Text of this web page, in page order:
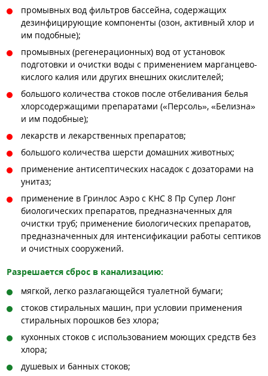
промывных вод фильтров бассейна, содержащих
дезинфицирующие компоненты (озон, активный хлор и
им подобные);
промывных (регенерационных) вод от установок
подготовки и очистки воды с применением марганцево-
кислого калия или других внешних окислителей;
большого количества стоков после отбеливания белья
хлорсодержащими препаратами («Персоль», «Белизна»
и им подобные);
лекарств и лекарственных препаратов;
большого количества шерсти домашних животных;
применение антисептических насадок с дозаторами на
унитаз;
применение в Гринлос Аэро с КНС 8 Пр Супер Лонг
биологических препаратов, предназначенных для
очистки труб; применение биологических препаратов,
предназначенных для интенсификации работы септиков
и очистных сооружений.
Разрешается сброс в канализацию:
мягкой, легко разлагающейся туалетной бумаги;
стоков стиральных машин, при условии применения
стиральных порошков без хлора;
кухонных стоков с использованием моющих средств без
хлора;
душевых и банных стоков;